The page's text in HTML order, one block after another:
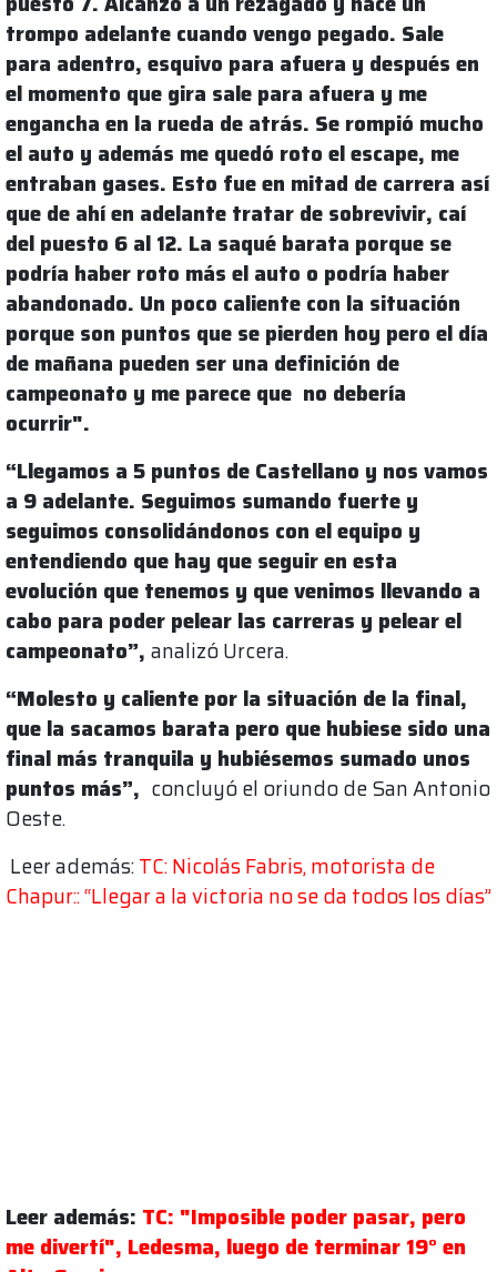
trompo adelante cuando vengo pegado. Sale
para adentro, esquivo para afuera y después en
el momento que gira sale para afuera y me
engancha en la rueda de atrás. Se rompió mucho
el auto y además me quedó roto el escape, me
entraban gases. Esto fue en mitad de carrera así
que de ahí en adelante tratar de sobrevivir, caí
del puesto 6 al 12. La saqué barata porque se
podría haber roto más el auto o podría haber
abandonado. Un poco caliente con la situación
porque son puntos que se pierden hoy pero el día
de mañana pueden ser una definición de
campeonato y me parece que no debería
ocurrir".
“Llegamos a 5 puntos de Castellano y nos vamos
a 9 adelante. Seguimos sumando fuerte y
seguimos consolidándonos con el equipo y
entendiendo que hay que seguir en esta
evolución que tenemos y que venimos llevando a
cabo para poder pelear las carreras y pelear el
campeonato”, analizó Urcera.
“Molesto y caliente por la situación de la final,
que la sacamos barata pero que hubiese sido una
final más tranquila y hubiésemos sumado unos
puntos más”, concluyó el oriundo de San Antonio
Oeste.
Leer además:TC: Nicolás Fabris, motorista de
Chapur:: “Llegar a la victoria no se da todos los días”
Leer además: TC: "Imposible poder pasar, pero
me divertí", Ledesma, luego de terminar 19° en